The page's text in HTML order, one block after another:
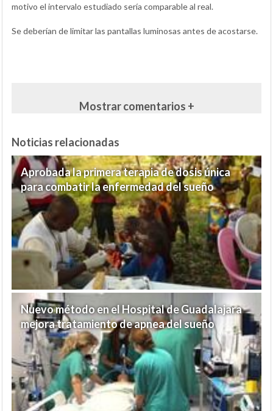
motivo el intervalo estudiado sería comparable al real.
Se deberían de limitar las pantallas luminosas antes de acostarse.
Mostrar comentarios +
Noticias relacionadas
Aprobada la primera terapia de dosis única
para combatir la enfermedad del sueño
Nuevo método en el Hospital de Guadalajara
mejora tratamiento de apnea del sueño